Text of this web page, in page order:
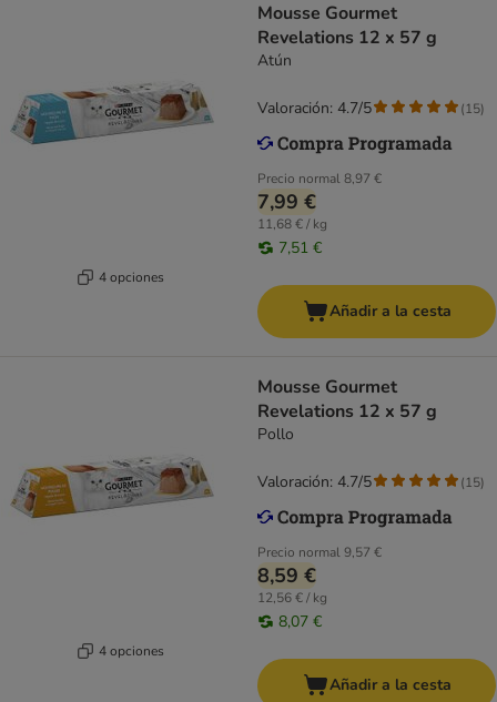
4 opciones
Mousse Gourmet
Revelations 12 x 57 g
Atún
Precio normal8,97 €
7,99 €
11,68 € / kg
7,51 €
Valoración: 4.7/5 (15)
Añadir a la cesta
4 opciones
Mousse Gourmet
Revelations 12 x 57 g
Pollo
Precio normal9,57 €
8,59 €
12,56 € / kg
8,07 €
Valoración: 4.7/5 (15)
Añadir a la cesta